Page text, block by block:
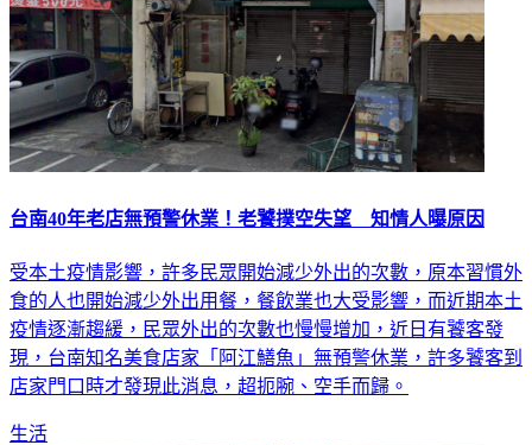
台南40年老店無預警休業！老饕撲空失望 知情人曝原因
受本土疫情影響，許多民眾開始減少外出的次數，原本習慣外
食的人也開始減少外出用餐，餐飲業也大受影響，而近期本土
疫情逐漸趨緩，民眾外出的次數也慢慢增加，近日有饕客發
現，台南知名美食店家「阿江鱔魚」無預警休業，許多饕客到
店家門口時才發現此消息，超扼腕、空手而歸。
生活